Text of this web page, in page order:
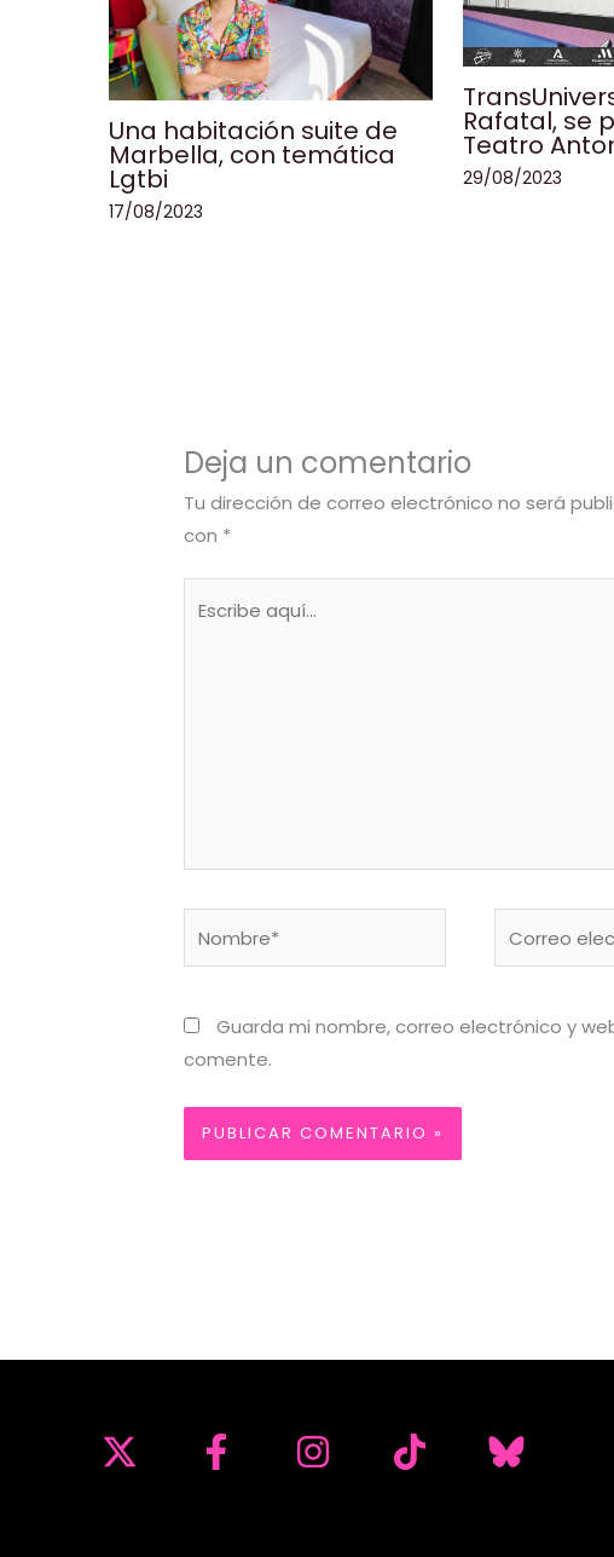
Una habitación suite de
Marbella, con temática
Lgtbi
17/08/2023
Rafatal, se
Teatro
29/08/2023
Deja un comentario
Tu dirección de correo electrónico no será
con *
Guarda mi nombre, correo electrónico y
comente.